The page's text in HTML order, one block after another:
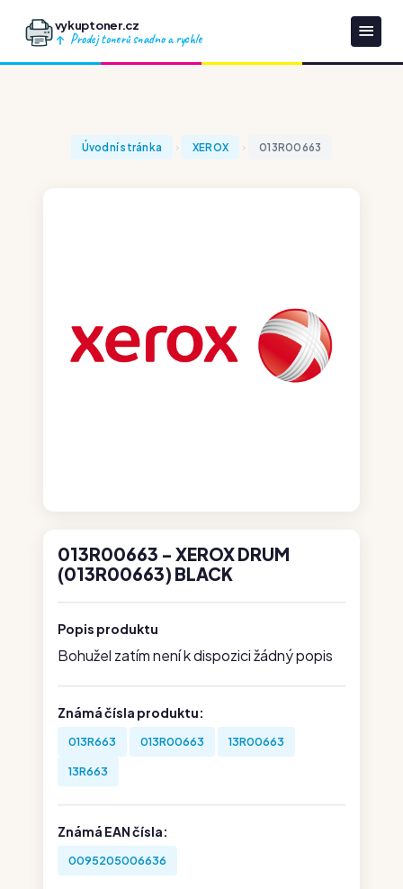
vykuptoner.cz
Prodej tonerů snadno a rychle
Úvodní stránka XEROX 013R00663
013R00663 - XEROX DRUM
(013R00663) BLACK
Popis produktu
Bohužel zatím není k dispozici žádný popis
Známá čísla produktu:
013R663 013R00663 13R00663
13R663
Známá EAN čísla:
0095205006636